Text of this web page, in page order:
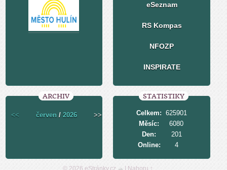
eSeznam
RS Kompas
NFOZP
INSPIRATE
ARCHIV
<< červen / 2026 >>
STATISTIKY
Online: 4
Celkem:
625901
Měsíc:
6080
Den:
201
© 2026 eStránky.cz Nahoru ↑